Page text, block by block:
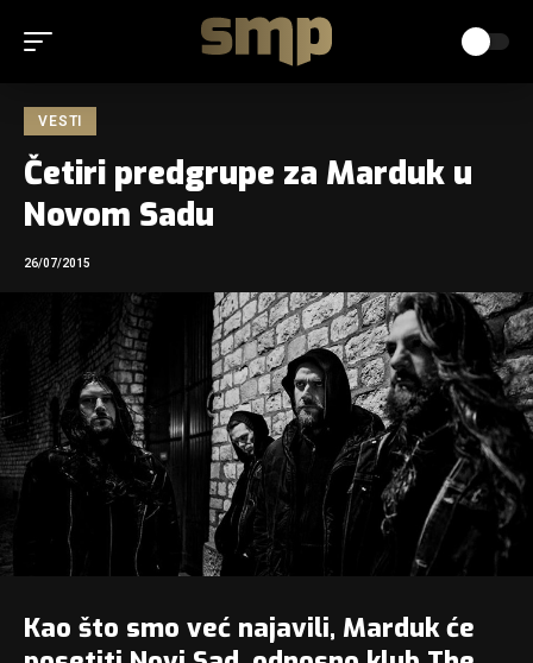
VESTI
Četiri predgrupe za Marduk u
Novom Sadu
26/07/2015
Kao što smo već najavili, Marduk će